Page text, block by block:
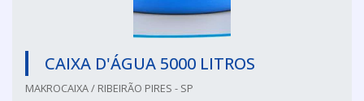
CAIXA D'ÁGUA 5000 LITROS
MAKROCAIXA / RIBEIRÃO PIRES - SP